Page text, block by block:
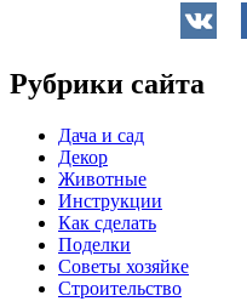
Рубрики сайта
Дача и сад
Декор
Животные
Инструкции
Как сделать
Поделки
Советы хозяйке
Строительство